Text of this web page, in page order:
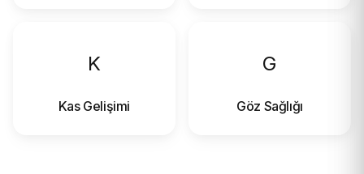
K
Kas Gelişimi
G
Göz Sağlığı